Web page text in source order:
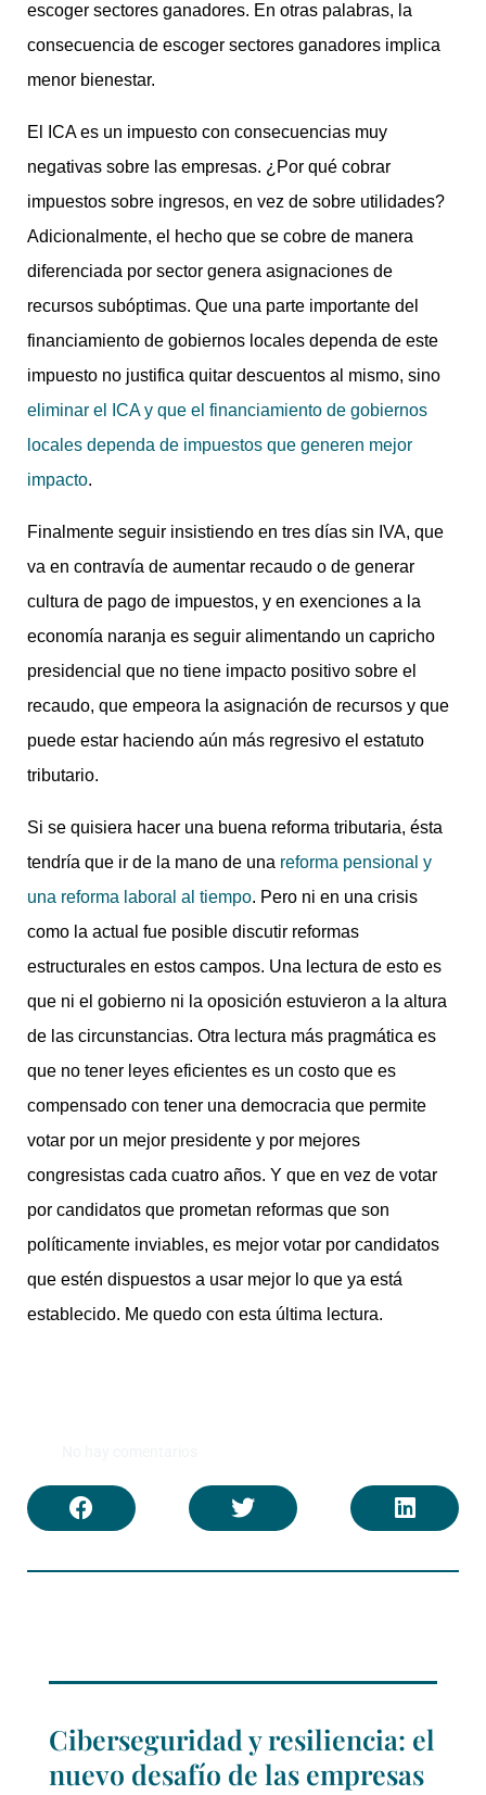
escoger sectores ganadores. En otras palabras, la
consecuencia de escoger sectores ganadores implica
menor bienestar.
El ICA es un impuesto con consecuencias muy
negativas sobre las empresas. ¿Por qué cobrar
impuestos sobre ingresos, en vez de sobre utilidades?
Adicionalmente, el hecho que se cobre de manera
diferenciada por sector genera asignaciones de
recursos subóptimas. Que una parte importante del
financiamiento de gobiernos locales dependa de este
impuesto no justifica quitar descuentos al mismo, sino
eliminar el ICA y que el financiamiento de gobiernos
locales dependa de impuestos que generen mejor
impacto.
Finalmente seguir insistiendo en tres días sin IVA, que
va en contravía de aumentar recaudo o de generar
cultura de pago de impuestos, y en exenciones a la
economía naranja es seguir alimentando un capricho
presidencial que no tiene impacto positivo sobre el
recaudo, que empeora la asignación de recursos y que
puede estar haciendo aún más regresivo el estatuto
tributario.
Si se quisiera hacer una buena reforma tributaria, ésta
tendría que ir de la mano de una reforma pensional y
una reforma laboral al tiempo. Pero ni en una crisis
como la actual fue posible discutir reformas
estructurales en estos campos. Una lectura de esto es
que ni el gobierno ni la oposición estuvieron a la altura
de las circunstancias. Otra lectura más pragmática es
que no tener leyes eficientes es un costo que es
compensado con tener una democracia que permite
votar por un mejor presidente y por mejores
congresistas cada cuatro años. Y que en vez de votar
por candidatos que prometan reformas que son
políticamente inviables, es mejor votar por candidatos
que estén dispuestos a usar mejor lo que ya está
establecido. Me quedo con esta última lectura.
Ciberseguridad y resiliencia: el
nuevo desafío de las empresas